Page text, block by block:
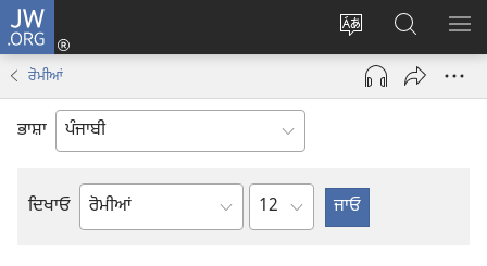
JW.ORG
ਸਾਈਟ
ਦੀ
ਭਾਸ਼ਾ
ਲਾਗ-
(opens
new
JW.ORG
ʼਤੇ
ਖੋਜ
ਰੋਮੀਆਂ
ਭਾਸ਼ਾ
ਦਿਖਾਓ
ਬਾਈਬਲ
Chapter